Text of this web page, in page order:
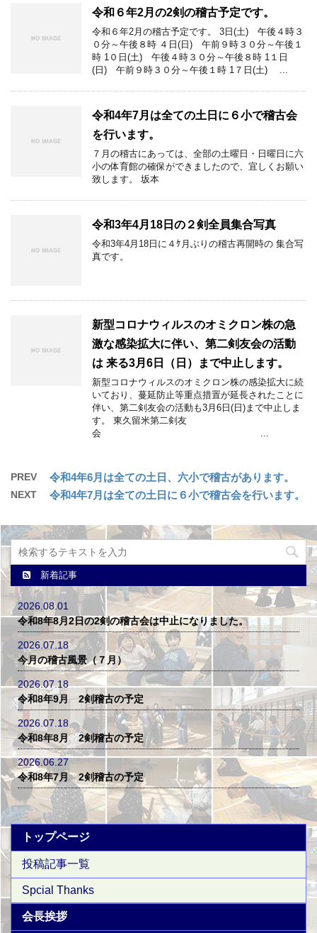
令和６年2月の2剣の稽古予定です。
令和６年2月の稽古予定です。 3日(土) 午後４時３
０分～午後８時 ４日(日) 午前９時３０分～午後１
時 1０日(土) 午後４時３０分～午後８時 1１日
(日) 午前９時３０分～午後１時 1７日(土) ...
令和4年7月は全ての土日に６小で稽古会
を行います。
７月の稽古にあっては、全部の土曜日・日曜日に六
小の体育館の確保ができましたので、宜しくお願い
致します。 坂本
令和3年4月18日の２剣全員集合写真
令和3年4月18日に４ｹ月ぶりの稽古再開時の 集合写
真です。
新型コロナウィルスのオミクロン株の急
激な感染拡大に伴い、第二剣友会の活動
は 来る3月6日（日）まで中止します。
新型コロナウィルスのオミクロン株の感染拡大に続
いており、蔓延防止等重点措置が延長されたことに
伴い、第二剣友会の活動も3月6日(日)まで中止しま
す。 東久留米第二剣友
会 ...
PREV 令和4年6月は全ての土日、六小で稽古があります。
NEXT 令和4年7月は全ての土日に６小で稽古会を行います。
新着記事
2026.08.01
令和8年8月2日の2剣の稽古会は中止になりました。
2026.07.18
今月の稽古風景（７月）
2026.07.18
令和8年9月 2剣稽古の予定
2026.07.18
令和8年8月 2剣稽古の予定
2026.06.27
令和8年7月 2剣稽古の予定
トップページ
投稿記事一覧
Spcial Thanks
会長挨拶